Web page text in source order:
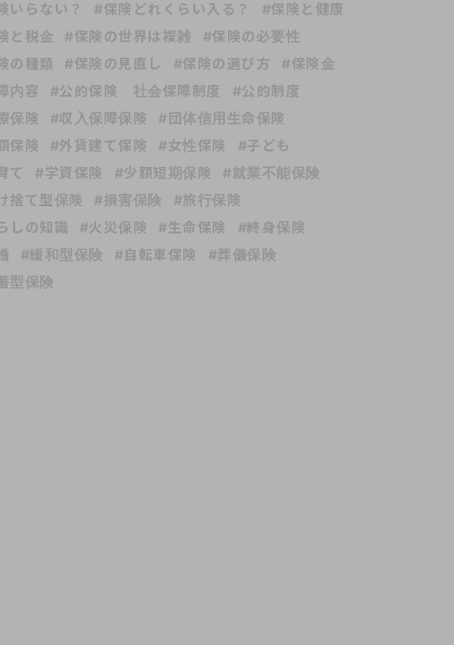
いらない？
#保険どれくらい入る？
#保険と健康
と税金
#保険の世界は複雑
#保険の必要性
の種類
#保険の見直し #保険の選び方
#保険金
内容
#公的保険 社会保障制度
#公的制度
保険
#収入保障保険
#団体信用生命保険
保険
#外貨建て保険 #女性保険
#子ども
て
#学資保険 #少額短期保険
#就業不能保険
捨て型保険
#損害保険
#旅行保険
しの知識
#火災保険 #生命保険
#終身保険
#緩和型保険 #自転車保険
#葬儀保険
型保険